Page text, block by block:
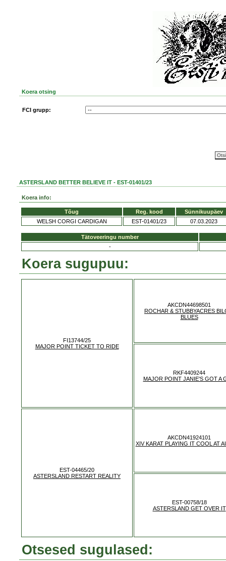
Koera otsing
FCI grupp:
ASTERSLAND BETTER BELIEVE IT - EST-01401/23
Koera info:
Tõug Reg. kood
Sünnikuupäev
WELSH CORGI CARDIGAN
EST-01401/23 07.03.2023
Tätoveeringu number
-
Koera sugupuu:
FI13744/25
MAJOR POINT TICKET TO RIDE
AKCDN44698501
ROCHAR & STUBBYACRES
BLUES
RKF4409244
MAJOR POINT JANIE'S GOT A
EST-04465/20
ASTERSLAND RESTART REALITY
AKCDN41924101
XIV KARAT PLAYING IT COOL AT
EST-00758/18
ASTERSLAND GET OVER IT
Otsesed sugulased: